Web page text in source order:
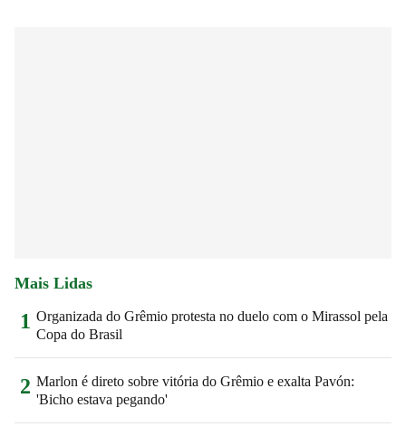
Mais Lidas
1 Organizada do Grêmio protesta no duelo com o Mirassol pela
Copa do Brasil
2 Marlon é direto sobre vitória do Grêmio e exalta Pavón:
'Bicho estava pegando'